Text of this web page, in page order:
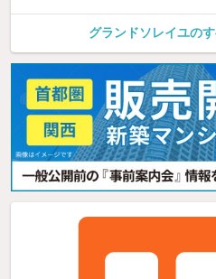
グランドソレイユの